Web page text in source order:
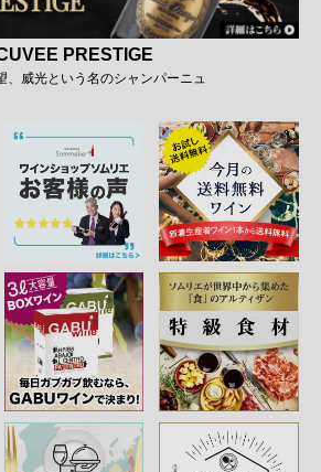
PRESTIGE
、威光という名のシャンパーニュ